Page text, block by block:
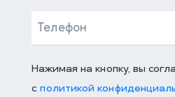
Нажимая на кнопку, вы
сполитикой